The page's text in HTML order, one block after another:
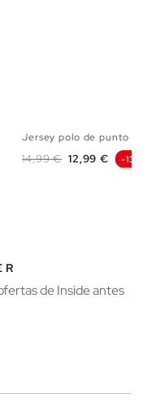
S
Jersey polo de punto
Precio base
14,99 € Precio
12,99 € -
de Inside antes